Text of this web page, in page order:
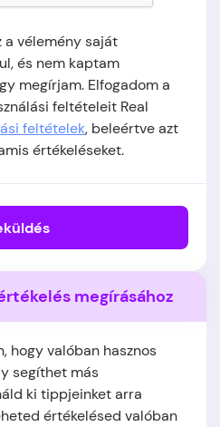
a vélemény saját
és nem kaptam
megírjam. Elfogadom a
feltételeit Real
feltételek, beleértve azt
értékeléseket.
megírásához
hogy valóban hasznos
segíthet más
ki tippjeinket arra
értékelésed valóban